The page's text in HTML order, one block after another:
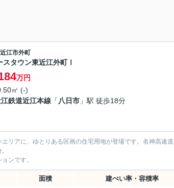
江市外町
スタウン東近江外町Ⅰ
万円
㎡ (-)
鉄道近江本線 「 八日市 」駅 徒歩18分
リアに、ゆとりある区画の住宅用地が登場です。名神高速
ンです。
面積 建ぺい率・容積率